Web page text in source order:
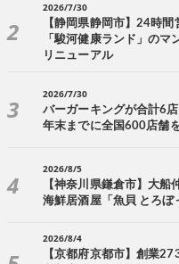
2026/7/30
【静岡県静岡市】24時
「駿河健康ランド」のマ
リニューアル
2026/7/30
バーガーキングが合計6
年末までに全国600店舗
2026/8/5
【神奈川県鎌倉市】大船
海鮮居酒屋「魚貝 とろぼ
2026/8/4
【京都府京都市】創業